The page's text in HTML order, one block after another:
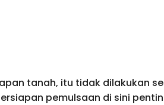
tanah, itu tidak dilakukan
pemulsaan di sini